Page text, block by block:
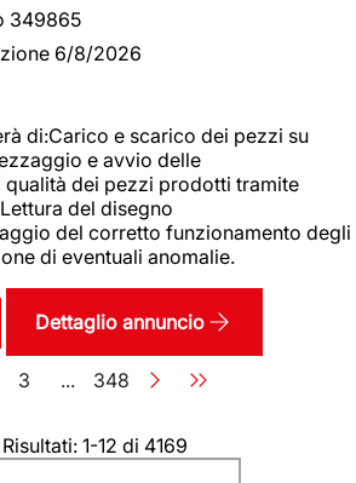
349865
6/8/2026
di:Carico e scarico dei pezzi su
e avvio delle
dei pezzi prodotti tramite
del disegno
del corretto funzionamento degli
di eventuali anomalie.
Dettaglio annuncio
Pagina
3 ... Pagina
348
Risultati: 1-12 di 4169